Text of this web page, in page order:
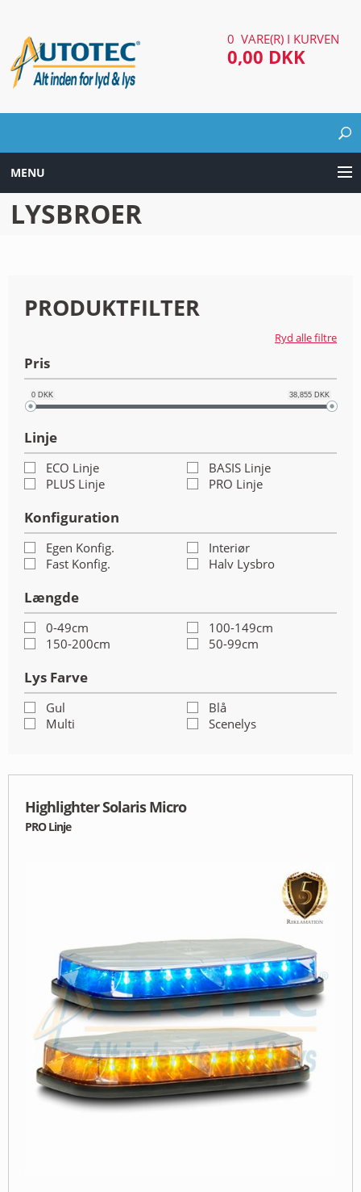
0 VARE(R) I KURVEN
0,00 DKK
MENU
LYD & LYS UDSTYR
ANDET UDSTYR
RESTSALG
FORSIDE
NYHEDER
PROFIL
KATALOGER
RMA
HANDELSBETINGELSER
PERSONDATAPOLITIK
MIN PROFIL
LYSBROER
PRODUKTFILTER
Ryd alle filtre
Pris
0 DKK 38,855 DKK
Linje
ECO Linje
BASIS Linje
PLUS Linje
PRO Linje
Konfiguration
Egen Konfig.
Interiør
Fast Konfig.
Halv Lysbro
Længde
0-49cm
100-149cm
150-200cm
50-99cm
Lys Farve
Gul
Blå
Multi
Scenelys
Highlighter Solaris Micro
PRO Linje